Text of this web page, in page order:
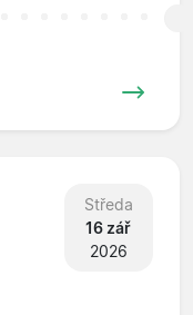
Středa
16 zář
2026